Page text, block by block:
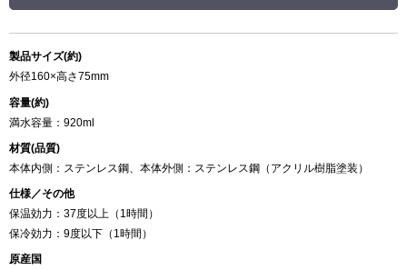
製品サイズ(約)
外径160×高さ75mm
容量(約)
満水容量：920ml
材質(品質)
本体内側：ステンレス鋼、本体外側：ステンレス鋼（アクリル樹脂塗装）
仕様／その他
保温効力：37度以上（1時間）
保冷効力：9度以下（1時間）
原産国